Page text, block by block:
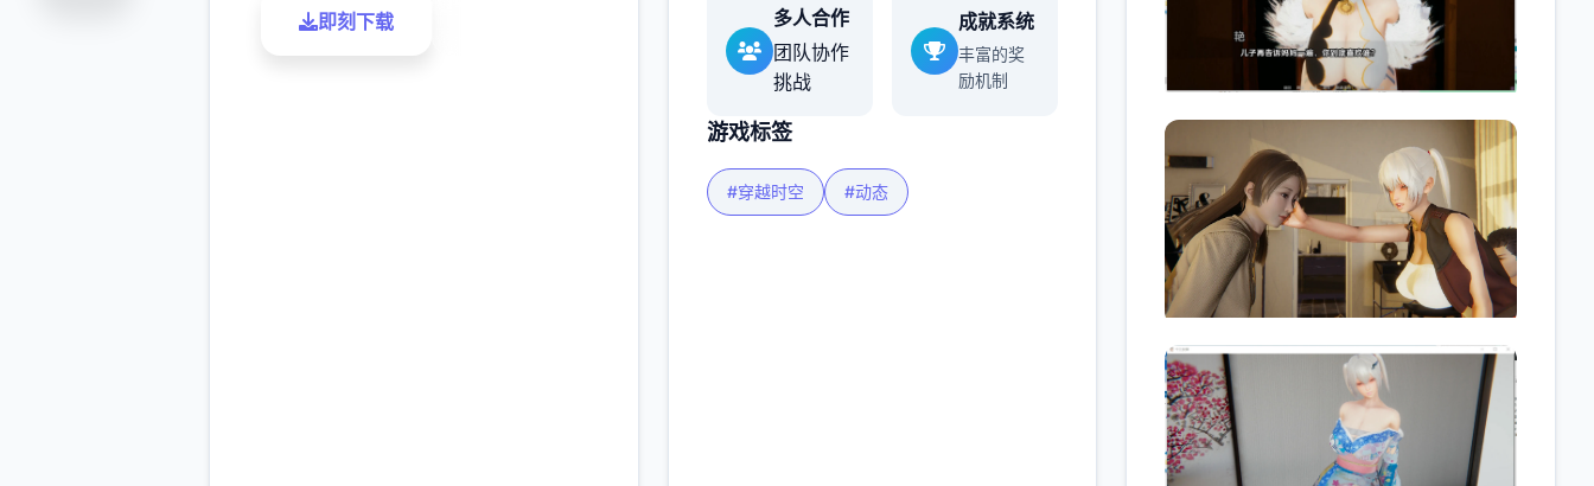
即刻下载
多人合作
团队协作
挑战
成就系统
丰富的奖
励机制
游戏标签
#穿越时空 #动态